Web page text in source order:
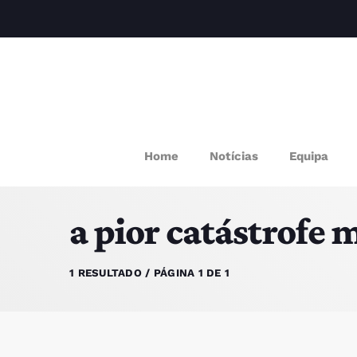
Home Notícias Equipa
a pior catástrofe
1 RESULTADO / PÁGINA 1 DE 1